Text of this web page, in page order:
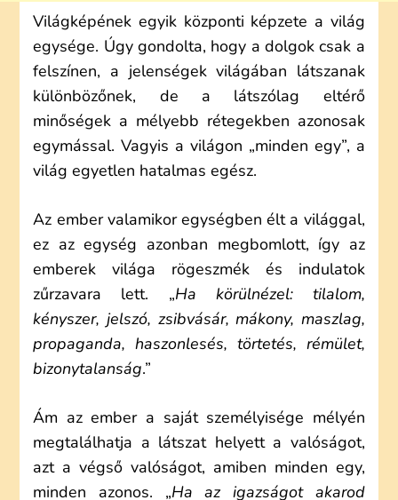
Világképének egyik központi képzete a világ
egysége. Úgy gondolta, hogy a dolgok csak a
felszínen, a jelenségek világában látszanak
különbözőnek, de a látszólag eltérő
minőségek a mélyebb rétegekben azonosak
egymással. Vagyis a világon „minden egy”, a
világ egyetlen hatalmas egész.
Az ember valamikor egységben élt a világgal,
ez az egység azonban megbomlott, így az
emberek világa rögeszmék és indulatok
zűrzavara lett. „Ha körülnézel: tilalom,
kényszer, jelszó, zsibvásár, mákony, maszlag,
propaganda, haszonlesés, törtetés, rémület,
bizonytalanság.”
Ám az ember a saját személyisége mélyén
megtalálhatja a látszat helyett a valóságot,
azt a végső valóságot, amiben minden egy,
minden azonos. „Ha az igazságot akarod